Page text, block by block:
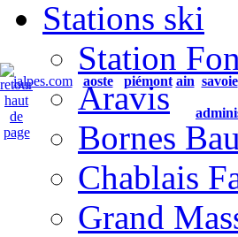
ialpes.com aoste piémont ain savoie
Stations ski
Station
Aravis
Bornes
Chablais
Grand